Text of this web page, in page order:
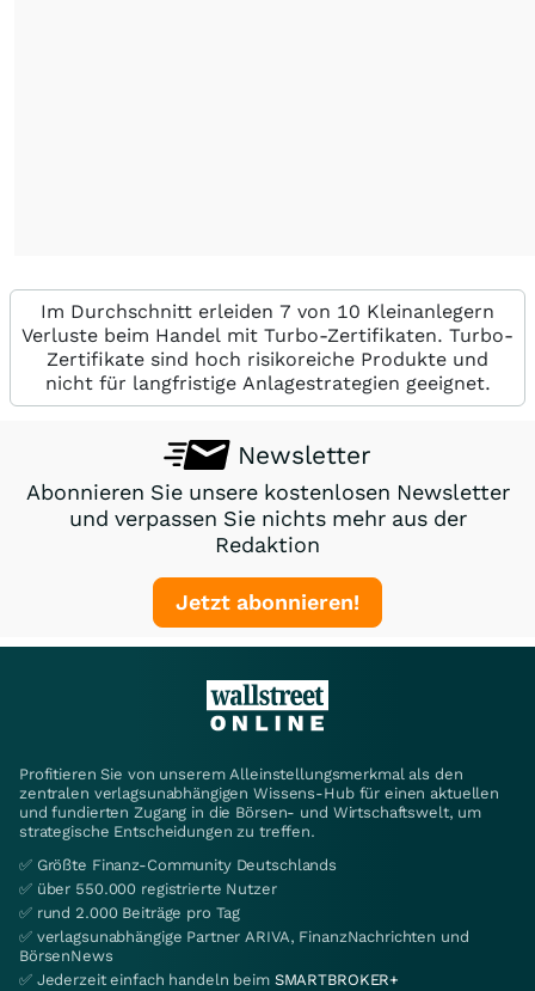
Im Durchschnitt erleiden 7 von 10 Kleinanlegern
Verluste beim Handel mit Turbo-Zertifikaten. Turbo-
Zertifikate sind hoch risikoreiche Produkte und
nicht für langfristige Anlagestrategien geeignet.
Newsletter
Abonnieren Sie unsere kostenlosen Newsletter
und verpassen Sie nichts mehr aus der
Redaktion
Jetzt abonnieren!
Profitieren Sie von unserem Alleinstellungsmerkmal als den
zentralen verlagsunabhängigen Wissens-Hub für einen aktuellen
und fundierten Zugang in die Börsen- und Wirtschaftswelt, um
strategische Entscheidungen zu treffen.
✅ Größte Finanz-Community Deutschlands
✅ über 550.000 registrierte Nutzer
✅ rund 2.000 Beiträge pro Tag
✅ verlagsunabhängige Partner ARIVA, FinanzNachrichten und
BörsenNews
✅ Jederzeit einfach handeln beim SMARTBROKER+